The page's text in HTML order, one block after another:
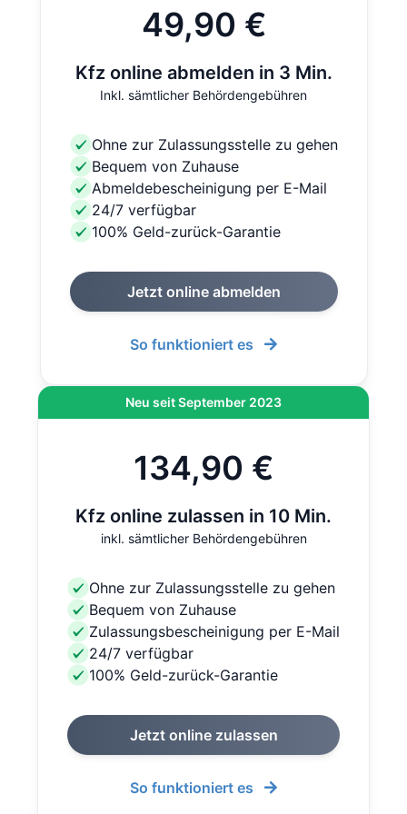
49,90 €
Kfz online abmelden in 3 Min.
Inkl. sämtlicher Behördengebühren
Ohne zur Zulassungsstelle zu gehen
Bequem von Zuhause
Abmeldebescheinigung per E-Mail
24/7 verfügbar
100% Geld-zurück-Garantie
Jetzt online abmelden
So funktioniert es
Neu seit September 2023
134,90 €
Kfz online zulassen in 10 Min.
inkl. sämtlicher Behördengebühren
Ohne zur Zulassungsstelle zu gehen
Bequem von Zuhause
Zulassungsbescheinigung per E-Mail
24/7 verfügbar
100% Geld-zurück-Garantie
Jetzt online zulassen
So funktioniert es